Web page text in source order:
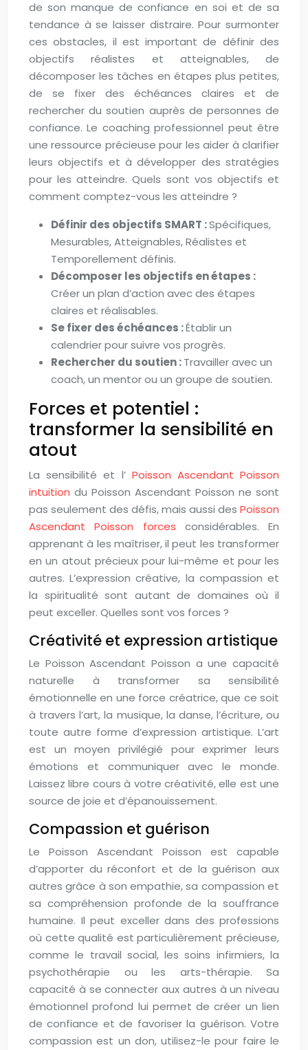
de son manque de confiance en soi et de sa
tendance à se laisser distraire. Pour surmonter
ces obstacles, il est important de définir des
objectifs réalistes et atteignables, de
décomposer les tâches en étapes plus petites,
de se fixer des échéances claires et de
rechercher du soutien auprès de personnes de
confiance. Le coaching professionnel peut être
une ressource précieuse pour les aider à clarifier
leurs objectifs et à développer des stratégies
pour les atteindre. Quels sont vos objectifs et
comment comptez-vous les atteindre ?
Définir des objectifs SMART :Spécifiques,
Mesurables, Atteignables, Réalistes et
Temporellement définis.
Décomposer les objectifs en étapes :
Créer un plan d’action avec des étapes
claires et réalisables.
Se fixer des échéances :Établir un
calendrier pour suivre vos progrès.
Rechercher du soutien :Travailler avec un
coach, un mentor ou un groupe de soutien.
Forces et potentiel :
transformer la sensibilité en
atout
La sensibilité et l’ Poisson Ascendant Poisson
intuition du Poisson Ascendant Poisson ne sont
pas seulement des défis, mais aussi des Poisson
Ascendant Poisson forces considérables. En
apprenant à les maîtriser, il peut les transformer
en un atout précieux pour lui-même et pour les
autres. L’expression créative, la compassion et
la spiritualité sont autant de domaines où il
peut exceller. Quelles sont vos forces ?
Créativité et expression artistique
Le Poisson Ascendant Poisson a une capacité
naturelle à transformer sa sensibilité
émotionnelle en une force créatrice, que ce soit
à travers l’art, la musique, la danse, l’écriture, ou
toute autre forme d’expression artistique. L’art
est un moyen privilégié pour exprimer leurs
émotions et communiquer avec le monde.
Laissez libre cours à votre créativité, elle est une
source de joie et d’épanouissement.
Compassion et guérison
Le Poisson Ascendant Poisson est capable
d’apporter du réconfort et de la guérison aux
autres grâce à son empathie, sa compassion et
sa compréhension profonde de la souffrance
humaine. Il peut exceller dans des professions
où cette qualité est particulièrement précieuse,
comme le travail social, les soins infirmiers, la
psychothérapie ou les arts-thérapie. Sa
capacité à se connecter aux autres à un niveau
émotionnel profond lui permet de créer un lien
de confiance et de favoriser la guérison. Votre
compassion est un don, utilisez-le pour faire le